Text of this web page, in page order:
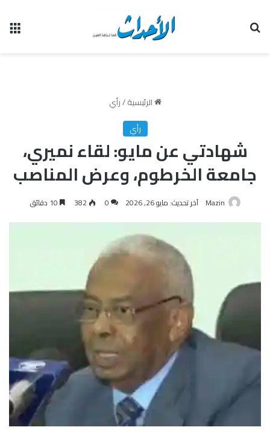
الرئيسية/رأي
رأي
شهادتي عن مايو: لقاء نميري،
جامعة الخرطوم، وعرض المناصب
Mazin آخر تحديث: مايو 26, 2026 0
382